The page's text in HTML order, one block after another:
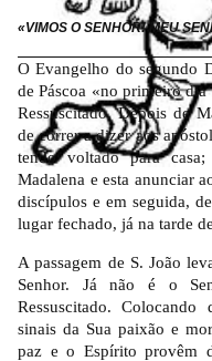
«VIMOS O SENHOR! MEU
O Evangelho do segundo
de Páscoa «no primeiro dia
Ressuscitado. Depois de
de correr a dizer aos
tendo voltado para
Madalena e esta anunciar
discípulos e em seguida,
lugar fechado, já na tarde
A passagem de S. João
Senhor. Já não é o
Ressuscitado.
sinais da Sua paixão e
paz e o Espírito provêm